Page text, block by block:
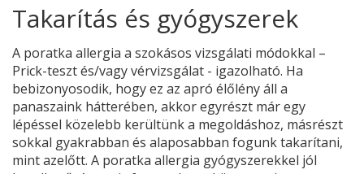
Takarítás és gyógyszerek
A poratka allergia a szokásos vizsgálati módokkal –
Prick-teszt és/vagy vérvizsgálat - igazolható. Ha
bebizonyosodik, hogy ez az apró élőlény áll a
panaszaink hátterében, akkor egyrészt már egy
lépéssel közelebb kerültünk a megoldáshoz, másrészt
sokkal gyakrabban és alaposabban fogunk takarítani,
mint azelőtt. A poratka allergia gyógyszerekkel jól